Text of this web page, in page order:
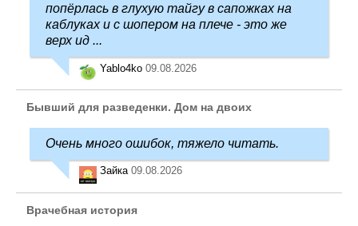
попёрлась в глухую тайгу в сапожках на
каблуках и с шопером на плече - это же
верх ид ...
Yablo4ko 09.08.2026
Бывший для разведенки. Дом на двоих
Очень много ошибок, тяжело читать.
Зайка 09.08.2026
Врачебная история